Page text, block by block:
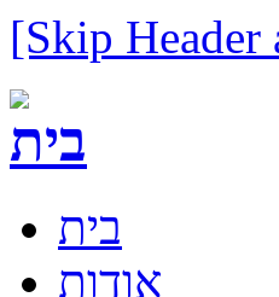
[Skip
בית
אודות